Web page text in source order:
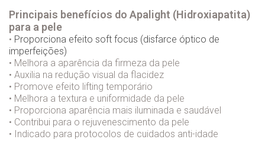
Principais benefícios do Apalight (Hidroxiapatita)
para a pele
• Proporciona efeito soft focus (disfarce óptico de
imperfeições)
• Melhora a aparência da firmeza da pele
• Auxilia na redução visual da flacidez
• Promove efeito lifting temporário
• Melhora a textura e uniformidade da pele
• Proporciona aparência mais iluminada e saudável
• Contribui para o rejuvenescimento da pele
• Indicado para protocolos de cuidados anti-idade